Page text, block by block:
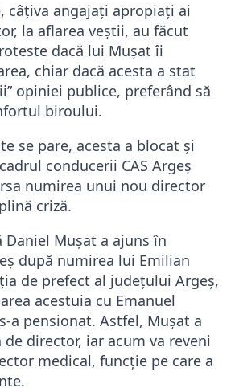
câțiva angajați apropiați ai
la aflarea veștii, au făcut
dacă lui Mușat îi
chiar dacă acesta a stat
opiniei publice, preferând să
biroului.
se pare, acesta a blocat și
conducerii CAS Argeș
numirea unui nou director
criză.
Mușat a ajuns în
după numirea lui Emilian
de prefect al județului Argeș,
acestuia cu Emanuel
a pensionat. Astfel, Mușat a
director, iar acum va reveni
medical, funcție pe care a